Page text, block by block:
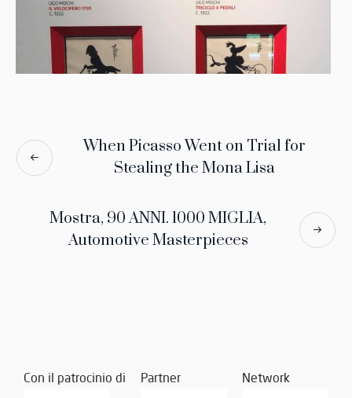
When Picasso Went on Trial for
Stealing the Mona Lisa
Mostra, 90 ANNI. 1000 MIGLIA,
Automotive Masterpieces
Con il patrocinio di Partner Network